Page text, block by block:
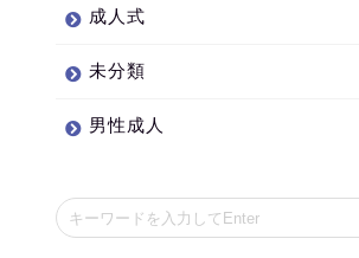
成人式
未分類
男性成人